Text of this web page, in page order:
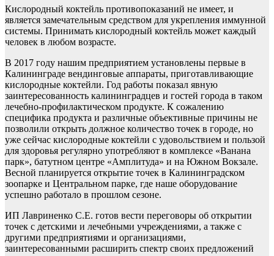
Кислородный коктейль противопоказаний не имеет, и
является замечательным средством для укрепления иммунной
системы. Принимать кислородный коктейль может каждый
человек в любом возрасте.
В 2017 году нашим предприятием установлены первые в
Калининграде вендинговые аппараты, приготавливающие
кислородные коктейли. Год работы показал явную
заинтересованность калининградцев и гостей города в таком
лечебно-профилактическом продукте. К сожалению
специфика продукта и различные объективные причины не
позволили открыть должное количество точек в городе, но
уже сейчас кислородные коктейли с удовольствием и пользой
для здоровья регулярно употребляют в комплексе «Ванана
парк», батутном центре «Амплитуда» и на Южном Вокзале.
Весной планируется открытие точек в Калининградском
зоопарке и Центральном парке, где наше оборудование
успешно работало в прошлом сезоне.
ИП Лавриненко С.Е. готов вести переговоры об открытии
точек с детскими и лечебными учреждениями, а также с
другими предприятиями и организациями,
заинтересованными расширить спектр своих предложений